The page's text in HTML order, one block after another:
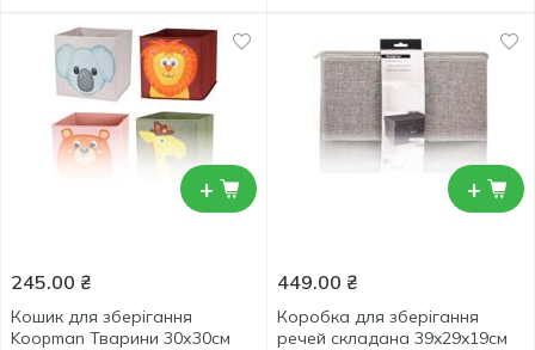
+
245.00 ₴
Кошик для зберігання
Koopman Тварини 30х30см
+
449.00 ₴
Коробка для зберігання
речей складана 39x29x19см